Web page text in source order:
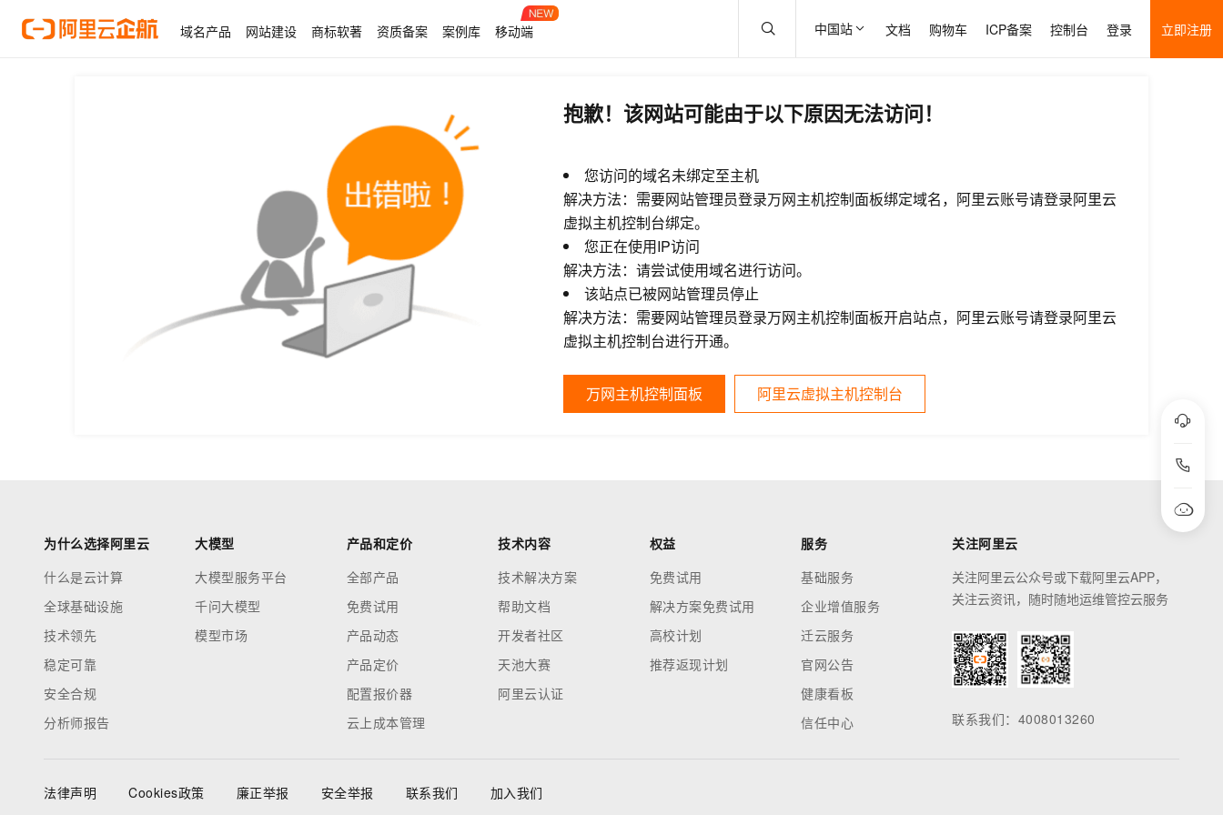
域名产品 网站建设 商标软著 资质备案 案例库 移动端 中国站 文档 购物车 ICP备案 控制台 登录 立即注册
抱歉！该网站可能由于以下原因无法访问！
您访问的域名未绑定至主机
解决方法：需要网站管理员登录万网主机控制面板绑定域名，阿里云账号请登录阿里云
虚拟主机控制台绑定。
您正在使用IP访问
解决方法：请尝试使用域名进行访问。
该站点已被网站管理员停止
解决方法：需要网站管理员登录万网主机控制面板开启站点，阿里云账号请登录阿里云
虚拟主机控制台进行开通。
万网主机控制面板 阿里云虚拟主机控制台